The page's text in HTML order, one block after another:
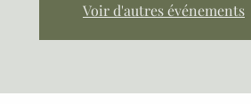
Voir d'autres événements